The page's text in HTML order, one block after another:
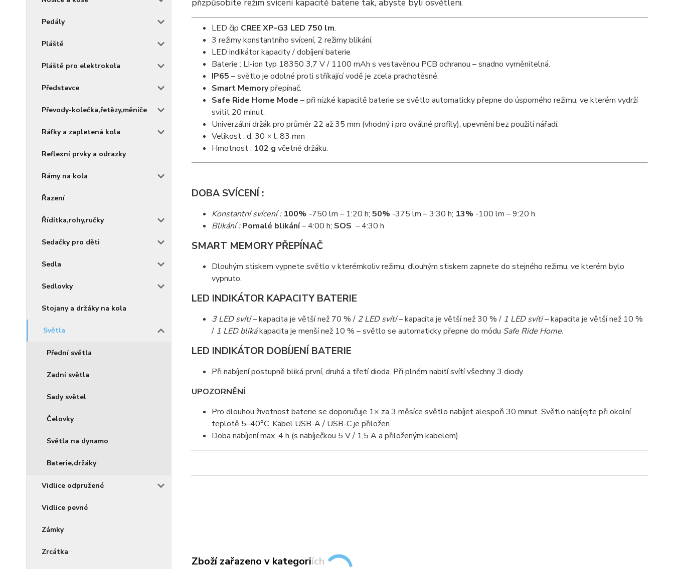
Pedály
Pláště
Pláště pro elektrokola
Představce
Převody-kolečka,řetězy,měniče
Ráfky a zapletená kola
Reflexní prvky a odrazky
Rámy na kola
Řazení
Řídítka,rohy,ručky
Sedačky pro děti
Sedla
Sedlovky
Stojany a držáky na kola
Světla
Přední světla
Zadní světla
Sady světel
Čelovky
Světla na dynamo
Baterie,držáky
Vidlice odpružené
Vidlice pevné
Zámky
Zrcátka
přizpůsobíte režim svícení kapacitě baterie tak, abyste byli osvětleni.
LED čip CREE XP-G3 LED 750 lm.
3 režimy konstantního svícení, 2 režimy blikání.
LED indikátor kapacity / dobíjení baterie
Baterie : LI-ion typ 18350 3,7 V / 1100 mAh s vestavěnou PCB ochranou – snadno vyměnitelná.
IP65 – světlo je odolné proti stříkající vodě je zcela prachotěsné.
Smart Memorypřepínač.
Safe Ride Home Mode – při nízké kapacitě baterie se světlo automaticky přepne do úsporného režimu, ve kterém vydrží
svítit 20 minut.
Univerzální držák pro průměr 22 až 35 mm (vhodný i pro oválné profily), upevnění bez použití nářadí.
Velikost : d. 30 × l. 83 mm
Hmotnost : 102 g včetně držáku.
DOBA SVÍCENÍ :
Konstantní svícení :100% -750 lm – 1:20 h; 50% -375 lm – 3:30 h; 13% -100 lm – 9:20 h
Blikání : Pomalé blikání– 4:00 h; SOS – 4:30 h
SMART MEMORY PŘEPÍNAČ
Dlouhým stiskem vypnete světlo v kterémkoliv režimu, dlouhým stiskem zapnete do stejného režimu, ve kterém bylo
vypnuto.
LED INDIKÁTOR KAPACITY BATERIE
3 LED svítí– kapacita je větší než 70 % / 2 LED svítí– kapacita je větší než 30 % / 1 LED svíti– kapacita je větší než 10 %
/ 1 LED blikákapacita je menší než 10 % – světlo se automaticky přepne do módu Safe Ride Home.
LED INDIKÁTOR DOBÍJENÍ BATERIE
Při nabíjení postupně bliká první, druhá a třetí dioda. Při plném nabití svítí všechny 3 diody.
UPOZORNĚNÍ
Pro dlouhou životnost baterie se doporučuje 1× za 3 měsíce světlo nabíjet alespoň 30 minut. Světlo nabíjejte při okolní
teplotě 5–40°C. Kabel USB-A / USB-C je přiložen.
Doba nabíjení max. 4 h (s nabíječkou 5 V / 1,5 A a přiloženým kabelem).
Zboží zařazeno v kategoriích